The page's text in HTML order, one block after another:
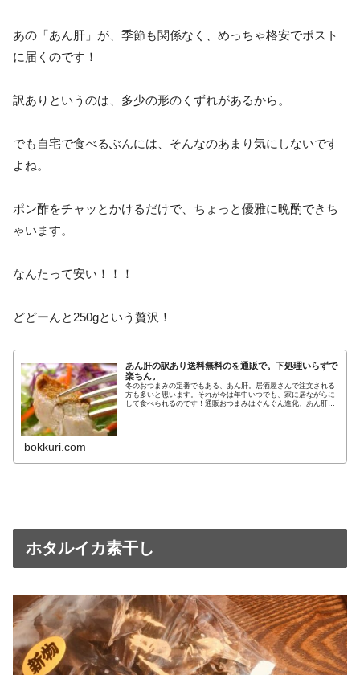
あの「あん肝」が、季節も関係なく、めっちゃ格安でポスト
に届くのです！
訳ありというのは、多少の形のくずれがあるから。
でも自宅で食べるぶんには、そんなのあまり気にしないです
よね。
ポン酢をチャッとかけるだけで、ちょっと優雅に晩酌できち
ゃいます。
なんたって安い！！！
どどーんと250gという贅沢！
あん肝の訳あり送料無料のを通販で。下処理いらずで
楽ちん。
冬のおつまみの定番でもある、あん肝。居酒屋さんで注文される
方も多いと思います。それが今は年中いつでも、家に居ながらに
して食べられるのです！通販おつまみはぐんぐん進化、あん肝も
bokkuri.com
ホタルイカ素干し